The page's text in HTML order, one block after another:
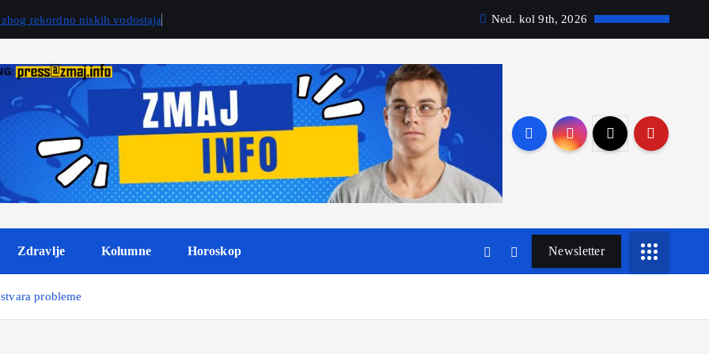
rekordno niskih vodostaja Ned. kol 9th, 2026
Zdravlje Kolumne Horoskop Newsletter
probleme